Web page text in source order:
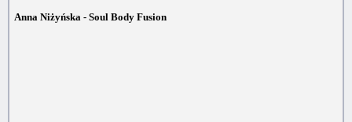
Anna Niżyńska - Soul Body Fusion